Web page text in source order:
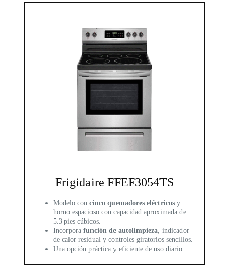
Frigidaire FFEF3054TS
Modelo con cinco quemadores eléctricosy
horno espacioso con capacidad aproximada de
5.3 pies cúbicos.
Incorporafunción de autolimpieza, indicador
de calor residual y controles giratorios sencillos.
Una opción práctica y eficiente de uso diario.